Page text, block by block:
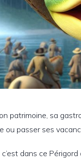
patrimoine, sa
ou passer ses
dans ce